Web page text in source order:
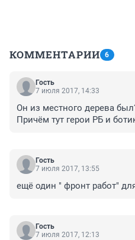
КОММЕНТАРИИ 6
Гость
7 июля 2017, 14:33
Он из местного дерева
Причём тут герои РБ и
Гость
7 июля 2017, 13:55
ещё один " фронт работ"
Гость
7 июля 2017, 12:13